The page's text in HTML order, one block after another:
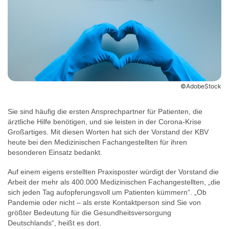
©AdobeStock
Sie sind häufig die ersten Ansprechpartner für Patienten, die
ärztliche Hilfe benötigen, und sie leisten in der Corona-Krise
Großartiges. Mit diesen Worten hat sich der Vorstand der KBV
heute bei den Medizinischen Fachangestellten für ihren
besonderen Einsatz bedankt.
Auf einem eigens erstellten Praxisposter würdigt der Vorstand die
Arbeit der mehr als 400.000 Medizinischen Fachangestellten, „die
sich jeden Tag aufopferungsvoll um Patienten kümmern“. „Ob
Pandemie oder nicht – als erste Kontaktperson sind Sie von
größter Bedeutung für die Gesundheitsversorgung
Deutschlands“, heißt es dort.